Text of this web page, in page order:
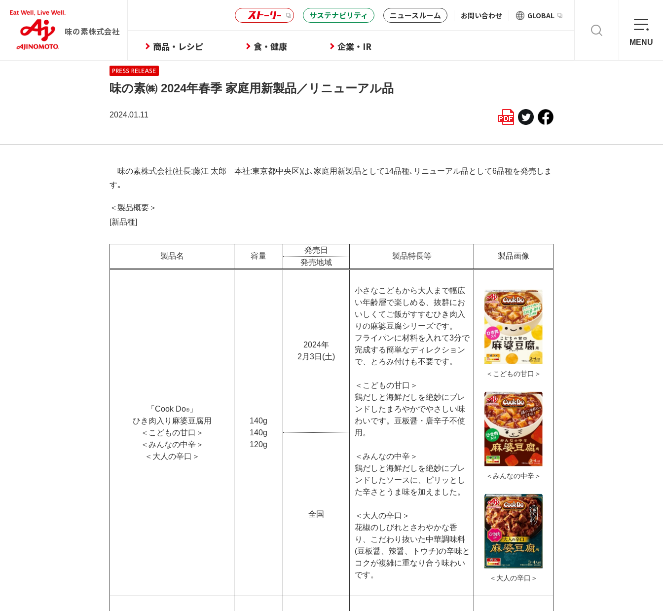
味の素株式会社
サステナビリティ ニュースルーム お問い合わせ GLOBAL
商品・レシピ 食・健康 企業・IR MENU
味の素㈱ 2024年春季 家庭用新製品／リニューアル品
2024.01.11
味の素株式会社(社長:藤江 太郎 本社:東京都中央区)は､家庭用新製品として14品種､リニューアル品として6品種を発売しま
す｡
＜製品概要＞
[新品種]
製品名 容量
発売日
製品特長等 製品画像
発売地域
「Cook Do®」
ひき肉入り麻婆豆腐用
＜こどもの甘口＞
＜みんなの中辛＞
＜大人の辛口＞
140g
140g
120g
2024年
2月3日(土)
小さなこどもから大人まで幅広
い年齢層で楽しめる、抜群にお
いしくてご飯がすすむひき肉入
りの麻婆豆腐シリーズです。
フライパンに材料を入れて3分で
完成する簡単なディレクション
で、とろみ付けも不要です。
＜こどもの甘口＞
鶏だしと海鮮だしを絶妙にブレ
ンドしたまろやかでやさしい味
わいです。豆板醤・唐辛子不使
用。
＜みんなの中辛＞
鶏だしと海鮮だしを絶妙にブレ
ンドしたソースに、ピリッとし
た辛さとうま味を加えました。
＜大人の辛口＞
花椒のしびれとさわやかな香
り、こだわり抜いた中華調味料
(豆板醤、辣醤、トウチ)の辛味と
コクが複雑に重なり合う味わい
です。
＜こどもの甘口＞
＜みんなの中辛＞
＜大人の辛口＞
全国